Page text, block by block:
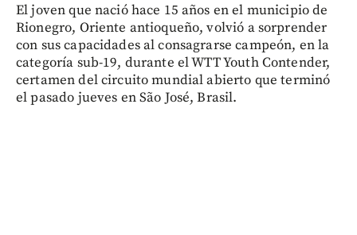
El joven que nació hace 15 años en el municipio de
Rionegro, Oriente antioqueño, volvió a sorprender
con sus capacidades al consagrarse campeón, en la
categoría sub-19, durante el WTT Youth Contender,
certamen del circuito mundial abierto que terminó
el pasado jueves en São José, Brasil.